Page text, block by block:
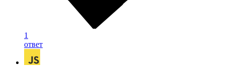
1
ответ